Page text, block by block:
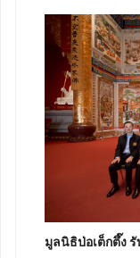
มูลนิธิป่อเต็กตึ๊ง